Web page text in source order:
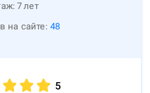
7лет
на сайте: 48
5